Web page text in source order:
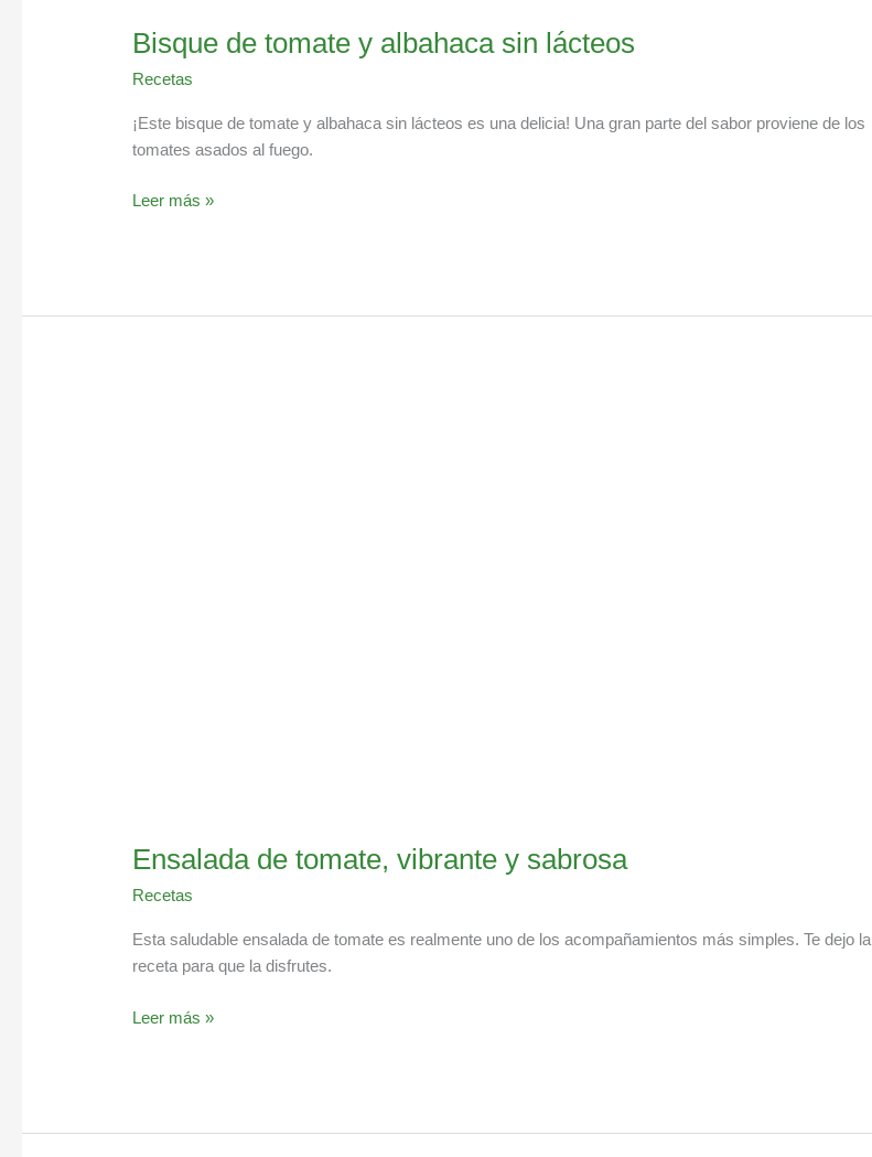
Bisque de tomate y albahaca sin lácteos
Recetas
¡Este bisque de tomate y albahaca sin lácteos es una delicia! Una gran parte del sabor proviene de los
tomates asados al fuego.
Leer más »
Ensalada de tomate, vibrante y sabrosa
Recetas
Esta saludable ensalada de tomate es realmente uno de los acompañamientos más simples. Te dejo la
receta para que la disfrutes.
Leer más »